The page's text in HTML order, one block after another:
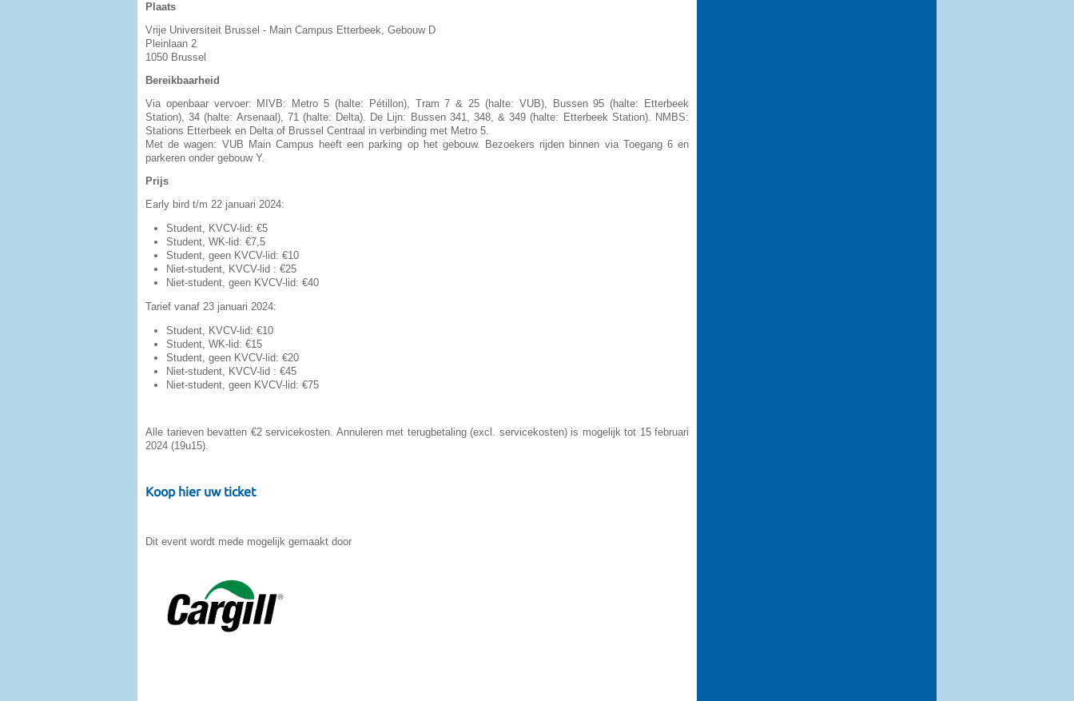
Plaats
Vrije Universiteit Brussel - Main Campus Etterbeek, Gebouw D
Pleinlaan 2
1050 Brussel
Bereikbaarheid
Via openbaar vervoer: MIVB: Metro 5 (halte: Pétillon), Tram 7 & 25 (halte: VUB), Bussen 95 (halte: Etterbeek
Station), 34 (halte: Arsenaal), 71 (halte: Delta). De Lijn: Bussen 341, 348, & 349 (halte: Etterbeek Station). NMBS:
Stations Etterbeek en Delta of Brussel Centraal in verbinding met Metro 5.
Met de wagen: VUB Main Campus heeft een parking op het gebouw. Bezoekers rijden binnen via Toegang 6 en
parkeren onder gebouw Y.
Prijs
Early bird t/m 22 januari 2024:
Student, KVCV-lid: €5
Student, WK-lid: €7,5
Student, geen KVCV-lid: €10
Niet-student, KVCV-lid : €25
Niet-student, geen KVCV-lid: €40
Tarief vanaf 23 januari 2024:
Student, KVCV-lid: €10
Student, WK-lid: €15
Student, geen KVCV-lid: €20
Niet-student, KVCV-lid : €45
Niet-student, geen KVCV-lid: €75
Alle tarieven bevatten €2 servicekosten. Annuleren met terugbetaling (excl. servicekosten) is mogelijk tot 15 februari
2024 (19u15).
Koop hier uw ticket
Dit event wordt mede mogelijk gemaakt door